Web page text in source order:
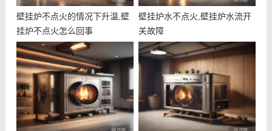
壁挂炉不点火的情况下升温,壁
挂炉不点火怎么回事
壁挂炉水不点火,壁挂炉水流开
关故障